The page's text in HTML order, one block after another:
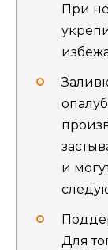
При
и
Для